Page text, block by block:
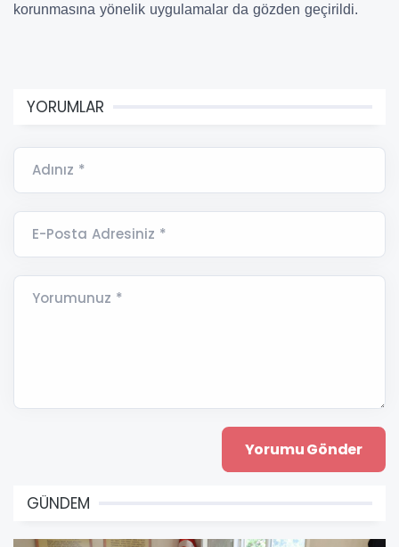
korunmasına yönelik uygulamalar da gözden geçirildi.
YORUMLAR
Adınız *
E-Posta Adresiniz *
Yorumunuz *
GÜNDEM